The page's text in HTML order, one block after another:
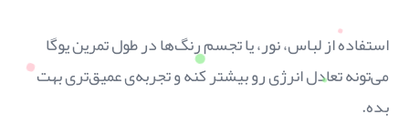
استفاده از لباس، نور، یا تجسم رنگ‌ها در طول تمرین یوگا
می‌تونه تعادل انرژی رو بیشتر کنه و تجربه‌ی عمیق‌تری بهت
بده.